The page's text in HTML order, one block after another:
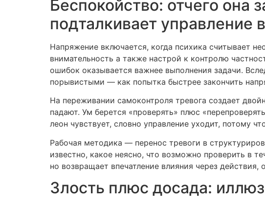
Беспокойство: отчего она
подталкивает управление
Напряжение включается, когда психика считывает
внимательность а также настрой к контролю
ошибок оказывается важнее выполнения задачи.
порывистыми — как попытка быстрее закончить
На переживании самоконтроля тревога создает
падают. Ум берется «проверять» плюс
леон чувствует, словно управление уходит, потому
Рабочая методика — перенос тревоги в
известно, какое неясно, что возможно проверить в
но возвращает впечатление влияния через действия,
Злость плюс досада: